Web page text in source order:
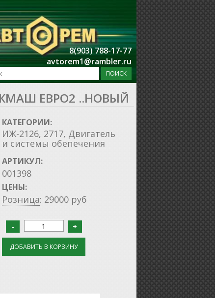
8(903) 788-17-77
avtorem1@rambler.ru
ЕВРО2 ..НОВЫЙ
КАТЕГОРИИ:
ИЖ-2126, 2717, Двигатель
и системы обепечения
АРТИКУЛ:
001398
ЦЕНЫ:
Розница: 29000 руб